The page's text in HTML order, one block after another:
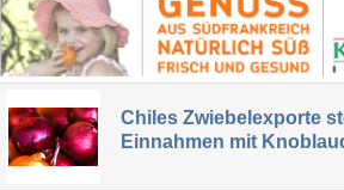
Chiles Zwiebelexporte
Einnahmen mit